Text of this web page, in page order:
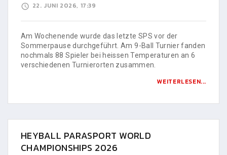
22. JUNI 2026, 17:39
Am Wochenende wurde das letzte SPS vor der
Sommerpause durchgeführt. Am 9-Ball Turnier fanden
nochmals 88 Spieler bei heissen Temperaturen an 6
verschiedenen Turnierorten zusammen.
WEITERLESEN...
HEYBALL PARASPORT WORLD
CHAMPIONSHIPS 2026